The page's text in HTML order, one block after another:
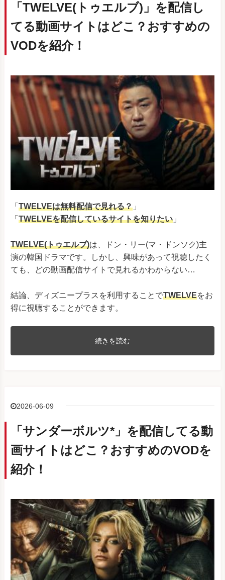
「TWELVE(トゥエルブ)」を配信し
てる動画サイトはどこ？おすすめの
VODを紹介！
「 TWELVEは無料配信で見れる？ 」
「 TWELVEを配信しているサイトを知りたい 」
TWELVE(トゥエルブ)は、ドン・リー(マ・ドンソク)主
演の韓国ドラマです。しかし、興味があって視聴したく
ても、どの動画配信サイトで見れるかわからない…
結論、ディズニープラスを利用することでTWELVEをお
得に視聴することができます。
続きを読む
2026-06-09
「サンダーボルツ*」を配信してる動
画サイトはどこ？おすすめのVODを
紹介！